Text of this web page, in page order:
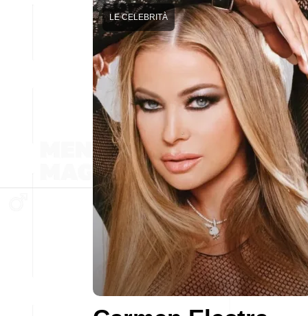
LE CELEBRITÀ